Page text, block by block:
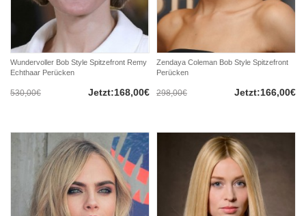
Wundervoller Bob Style Spitzefront Remy
Echthaar Perücken
530,00€ Jetzt:168,00€
Zendaya Coleman Bob Style Spitzefront
Perücken
298,00€ Jetzt:166,00€